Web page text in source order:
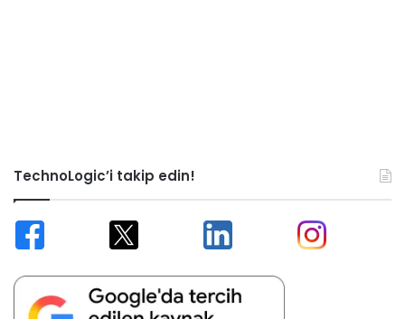
TechnoLogic’i takip edin!